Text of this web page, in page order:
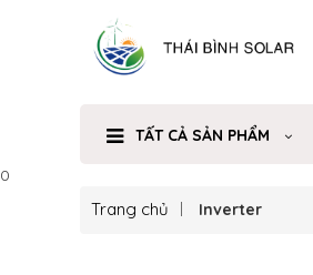
TẤT CẢ SẢN PHẨM
0
Trang chủ Inverter